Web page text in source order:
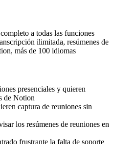
a todas las funciones
ilimitada, resúmenes de
más de 100 idiomas
presenciales y quieren
de Notion
captura de reuniones sin
los resúmenes de reuniones en
frustrante la falta de soporte